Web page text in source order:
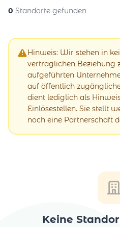
0 Standorte gefunden
Hinweis: Wir stehen in
vertraglichen Beziehung
aufgeführten
auf öffentlich
dient lediglich als
Einlösestellen. Sie stellt
noch eine Partnerschaft
Keine